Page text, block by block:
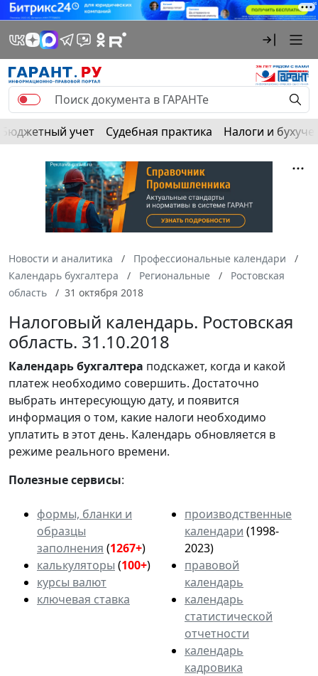
Бюджетный учет Судебная практика Налоги и
Новости и аналитика
Профессиональные календари
Календарь бухгалтера
Региональные
Ростовская
область
31 октября 2018
Налоговый календарь. Ростовская
область. 31.10.2018
Календарьбухгалтера подскажет, когда и какой
платеж необходимо совершить. Достаточно
выбрать интересующую дату, и появится
информация о том, какие налоги необходимо
уплатить в этот день. Календарь обновляется в
режиме реального времени.
Полезные сервисы:
формы, бланки и
образцы
заполнения (1267+)
калькуляторы (100+)
курсы валют
ключевая ставка
производственные
календари (1998-
2023)
правовой
календарь
календарь
статистической
отчетности
календарь
кадровика